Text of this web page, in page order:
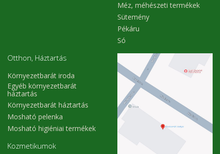
Méz, méhészeti termékek
Sütemény
Pékáru
Só
Otthon, Háztartás
Környezetbarát iroda
Egyéb környezetbarát
háztartás
Környezetbarát háztartás
Mosható pelenka
Mosható higiéniai termékek
Kozmetikumok